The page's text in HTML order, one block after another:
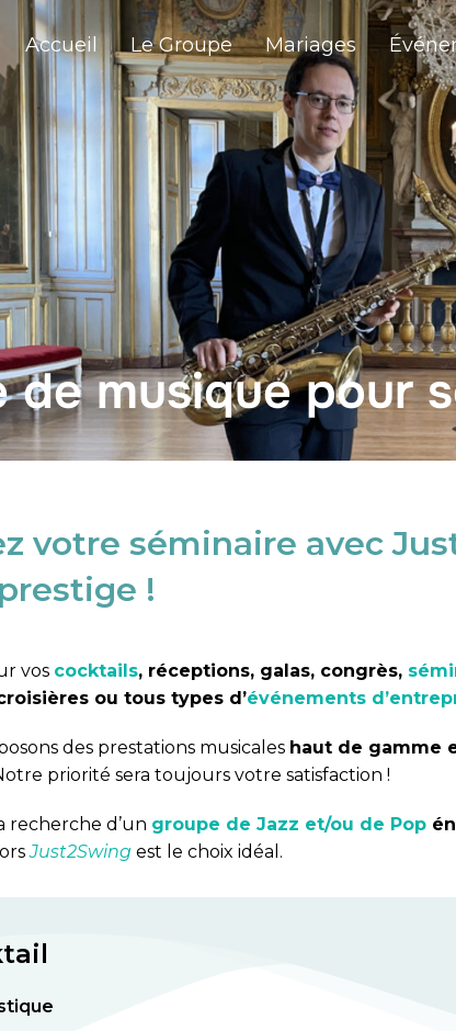
Accueil Le Groupe Mariages
de musique pour
votre séminaire avec
!
vos cocktails, réceptions, galas, congrès,
ou tous types d’événements
des prestations musicales haut de gamme
priorité sera toujours votre satisfaction !
recherche d’un groupe de Jazz et/ou de Pop
Just2Swing est le choix idéal.